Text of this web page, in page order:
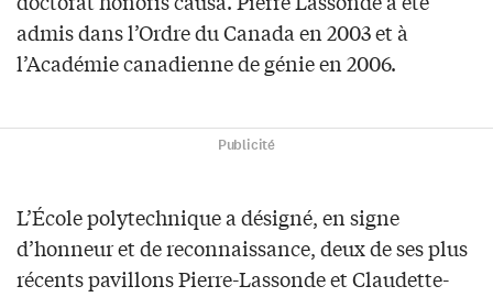
admis dans l’Ordre du Canada en 2003 et à
l’Académie canadienne de génie en 2006.
Publicité
L’École polytechnique a désigné, en signe
d’honneur et de reconnaissance, deux de ses plus
récents pavillons Pierre-Lassonde et Claudette-